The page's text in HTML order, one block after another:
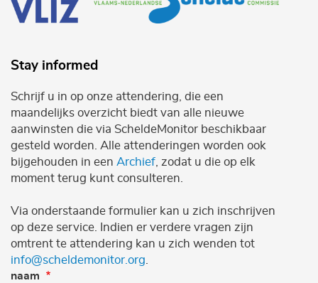
Stay informed
Schrijf u in op onze attendering, die een
maandelijks overzicht biedt van alle nieuwe
aanwinsten die via ScheldeMonitor beschikbaar
gesteld worden. Alle attenderingen worden ook
bijgehouden in een Archief , zodat u die op elk
moment terug kunt consulteren.
Via onderstaande formulier kan u zich inschrijven
op deze service. Indien er verdere vragen zijn
omtrent te attendering kan u zich wenden tot
info@scheldemonitor.org
naam